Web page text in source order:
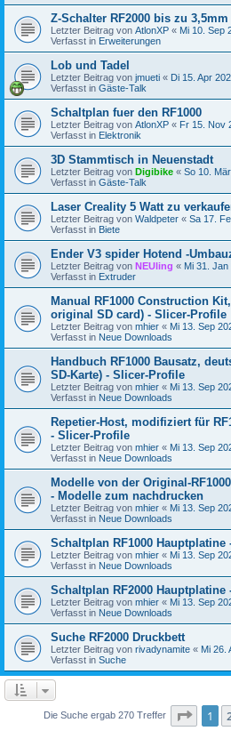
Z-Schalter RF2000 bis zu
Letzter Beitrag von AtlonXP « Mi 10. Sep
Verfasst in Erweiterungen
Lob und Tadel
Letzter Beitrag von jmueti « Di 15. Apr
Verfasst in Gäste-Talk
Schaltplan fuer den RF1000
Letzter Beitrag von AtlonXP « Fr 15. Nov
Verfasst in Elektronik
3D Stammtisch in Neuenstadt
Letzter Beitrag von Digibike « So 10.
Verfasst in Gäste-Talk
Laser Creality 5 Watt zu
Letzter Beitrag von Waldpeter « Sa 17.
Verfasst in Biete
Ender V3 spider Hotend -
Letzter Beitrag von NEUling « Mi 31.
Verfasst in Extruder
Manual RF1000 Construction
original SD card) - Slicer-Profile
Letzter Beitrag von mhier « Mi 13. Sep
Verfasst in Neue Downloads
Handbuch RF1000 Bausatz,
SD-Karte) - Slicer-Profile
Letzter Beitrag von mhier « Mi 13. Sep
Verfasst in Neue Downloads
Repetier-Host, modifiziert für
- Slicer-Profile
Letzter Beitrag von mhier « Mi 13. Sep
Verfasst in Neue Downloads
Modelle von der Original-
- Modelle zum nachdrucken
Letzter Beitrag von mhier « Mi 13. Sep
Verfasst in Neue Downloads
Schaltplan RF1000 Hauptplatine
Letzter Beitrag von mhier « Mi 13. Sep
Verfasst in Neue Downloads
Schaltplan RF2000 Hauptplatine
Letzter Beitrag von mhier « Mi 13. Sep
Verfasst in Neue Downloads
Suche RF2000 Druckbett
Letzter Beitrag von rivadynamite « Mi 26.
Verfasst in Suche
Die Suche ergab 270 Treffer Seite 1
1